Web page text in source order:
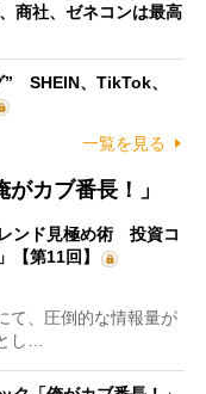
商社、ゼネコンは最高
” SHEIN、TikTok、
一覧を見る
カブ番長！」
ンド見極め術 投資コ
【第11回】
て、圧倒的な情報量が
し…